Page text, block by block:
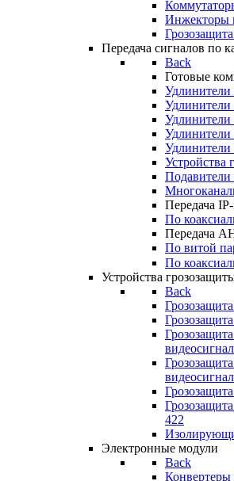
Инжекторы
Передача сигналов по
Back
Готовые
Удлинители
Удлинители
Удлинители
Устройства
Подавители
Передача
По
Передача
По витой
По
Устройства
Back
422
Электронные модули
Back
Конвертеры